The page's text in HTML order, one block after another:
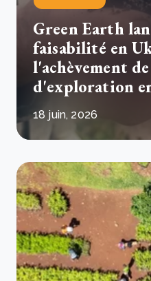
Green Earth
faisabilité en
l'achèvement de
d'exploration
18 juin, 2026